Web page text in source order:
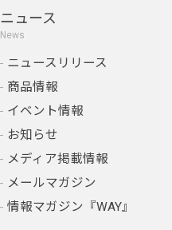
ニュース
News
ニュースリリース
商品情報
イベント情報
お知らせ
メディア掲載情報
メールマガジン
情報マガジン『WAY』